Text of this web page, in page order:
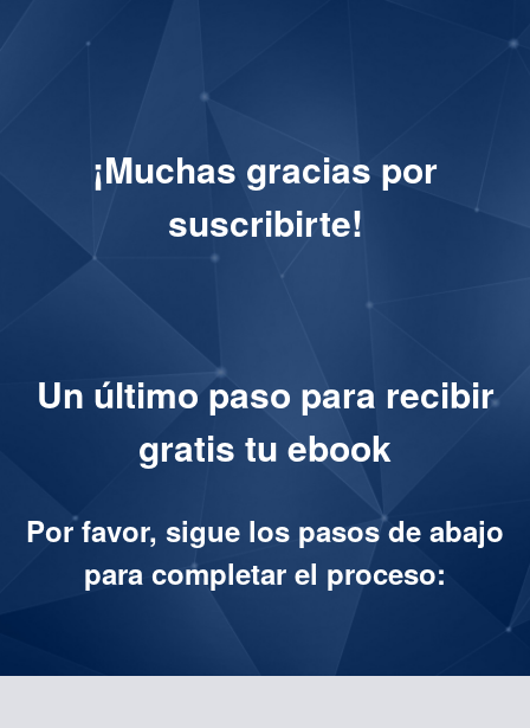
¡Muchas gracias por
suscribirte!
Un último paso para recibir
gratis tu ebook
Por favor, sigue los pasos de abajo
para completar el proceso: